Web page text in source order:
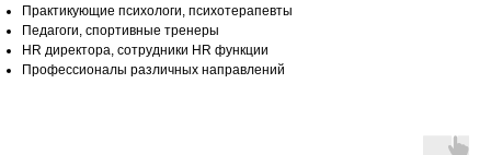
Практикующие психологи, психотерапевты
Педагоги, спортивные тренеры
HR директора, сотрудники HR функции
Профессионалы различных направлений